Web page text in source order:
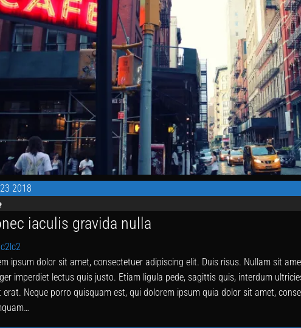
23 2018
iaculis gravida nulla
c2lc2
ipsum dolor sit amet, consectetuer adipiscing elit. Duis risus. Nullam sit
imperdiet lectus quis justo. Etiam ligula pede, sagittis quis, interdum
erat. Neque porro quisquam est, qui dolorem ipsum quia dolor sit amet,